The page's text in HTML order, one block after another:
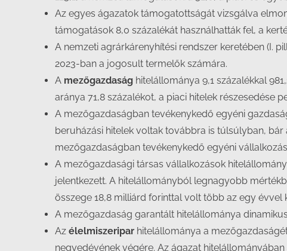
Az egyes ágazatok támogatottságát vizsgálva
támogatások 8,0 százalékát használhatták fel, a
A nemzeti agrárkárenyhítési rendszer keretében (I.
2023-ban a jogosult termelők számára.
A mezőgazdaság hitelállománya 9,1 százalékkal
aránya 71,8 százalékot, a piaci hitelek részesedése
A mezőgazdaságban tevékenykedő egyéni
beruházási hitelek voltak továbbra is túlsúlyban,
mezőgazdaságban tevékenykedő egyéni
A mezőgazdasági társas vállalkozások
jelentkezett. A hitelállományból legnagyobb
összege 18,8 milliárd forinttal volt több az egy évvel
A mezőgazdaság garantált hitelállománya
Az élelmiszeripar hitelállománya a
negyedévének végére. Az ágazat